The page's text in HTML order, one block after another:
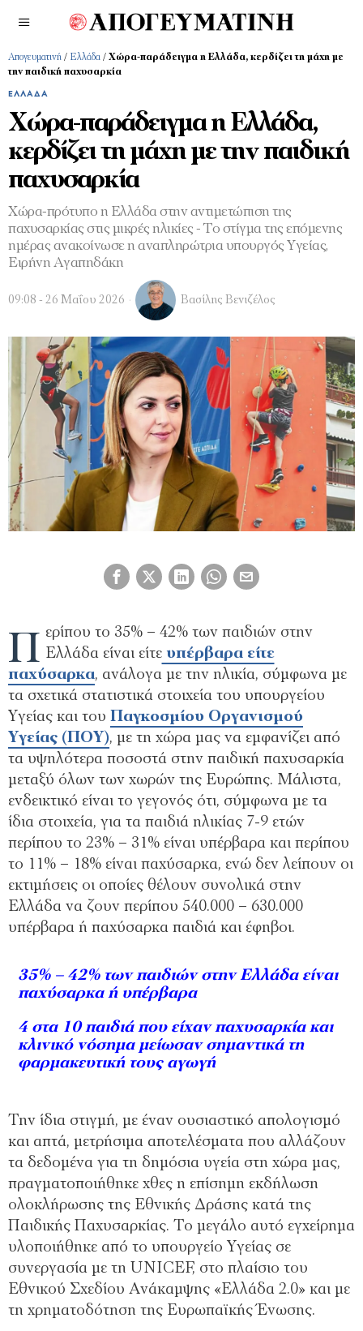
Απογευματινή / Ελλάδα / Χώρα-παράδειγμα η Ελλάδα, κερδίζει τη μάχη με
την παιδική παχυσαρκία
ΕΛΛΆΔΑ
Χώρα-παράδειγμα η Ελλάδα,
κερδίζει τη μάχη με την παιδική
παχυσαρκία
Χώρα-πρότυπο η Ελλάδα στην αντιμετώπιση της
παχυσαρκίας στις μικρές ηλικίες - Το στίγμα της επόμενης
ημέρας ανακοίνωσε η αναπληρώτρια υπουργός Υγείας,
Ειρήνη Αγαπηδάκη
09:08 - 26 Μαΐου 2026 Βασίλης Βενιζέλος
Π ερίπου το 35% – 42% των παιδιών στην
Ελλάδα είναι είτευπέρβαρα είτε
παχύσαρκα, ανάλογα με την ηλικία, σύμφωνα με
τα σχετικά στατιστικά στοιχεία του υπουργείου
Υγείας και του Παγκοσμίου Οργανισμού
Υγείας (ΠΟΥ), με τη χώρα μας να εμφανίζει από
τα υψηλότερα ποσοστά στην παιδική παχυσαρκία
μεταξύ όλων των χωρών της Ευρώπης. Μάλιστα,
ενδεικτικό είναι το γεγονός ότι, σύμφωνα με τα
ίδια στοιχεία, για τα παιδιά ηλικίας 7-9 ετών
περίπου το 23% – 31% είναι υπέρβαρα και περίπου
το 11% – 18% είναι παχύσαρκα, ενώ δεν λείπουν οι
εκτιμήσεις οι οποίες θέλουν συνολικά στην
Ελλάδα να ζουν περίπου 540.000 – 630.000
υπέρβαρα ή παχύσαρκα παιδιά και έφηβοι.
35% – 42% των παιδιών στην Ελλάδα είναι
παχύσαρκα ή υπέρβαρα
4 στα 10 παιδιά που είχαν παχυσαρκία και
κλινικό νόσημα μείωσαν σημαντικά τη
φαρμακευτική τους αγωγή
Την ίδια στιγμή, με έναν ουσιαστικό απολογισμό
και απτά, μετρήσιμα αποτελέσματα που αλλάζουν
τα δεδομένα για τη δημόσια υγεία στη χώρα μας,
πραγματοποιήθηκε χθες η επίσημη εκδήλωση
ολοκλήρωσης της Εθνικής Δράσης κατά της
Παιδικής Παχυσαρκίας. Το μεγάλο αυτό εγχείρημα
υλοποιήθηκε από το υπουργείο Υγείας σε
συνεργασία με τη UNICEF, στο πλαίσιο του
Εθνικού Σχεδίου Ανάκαμψης «Ελλάδα 2.0» και με
τη χρηματοδότηση της Ευρωπαϊκής Ένωσης.